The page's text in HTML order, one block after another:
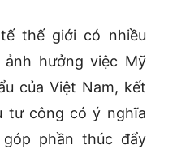
thế giới có nhiều
hưởng việc Mỹ
của Việt Nam, kết
tư công có ý nghĩa
phần thúc đẩy